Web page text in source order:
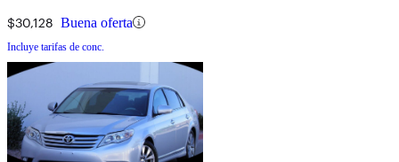
$30,128 Buena oferta
Incluye tarifas de conc.